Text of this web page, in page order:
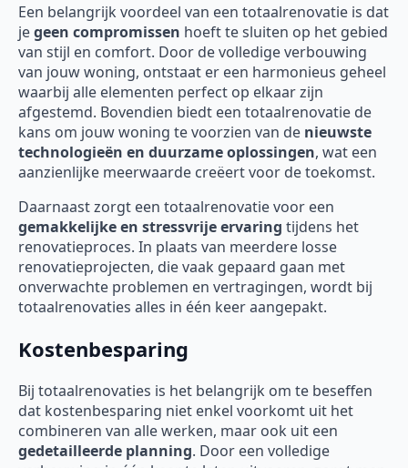
Een belangrijk voordeel van een totaalrenovatie is dat
jegeen compromissen hoeft te sluiten op het gebied
van stijl en comfort. Door de volledige verbouwing
van jouw woning, ontstaat er een harmonieus geheel
waarbij alle elementen perfect op elkaar zijn
afgestemd. Bovendien biedt een totaalrenovatie de
kans om jouw woning te voorzien van de nieuwste
technologieën en duurzame oplossingen, wat een
aanzienlijke meerwaarde creëert voor de toekomst.
Daarnaast zorgt een totaalrenovatie voor een
gemakkelijke en stressvrije ervaring tijdens het
renovatieproces. In plaats van meerdere losse
renovatieprojecten, die vaak gepaard gaan met
onverwachte problemen en vertragingen, wordt bij
totaalrenovaties alles in één keer aangepakt.
Kostenbesparing
Bij totaalrenovaties is het belangrijk om te beseffen
dat kostenbesparing niet enkel voorkomt uit het
combineren van alle werken, maar ook uit een
gedetailleerde planning. Door een volledige